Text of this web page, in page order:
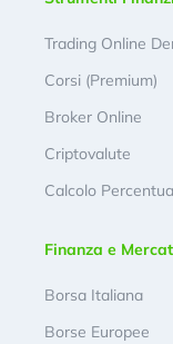
Trading Online
Corsi (Premium)
Broker Online
Criptovalute
Calcolo
Finanza e
Borsa Italiana
Borse Europee